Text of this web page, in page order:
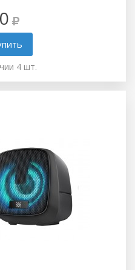
4 шт.